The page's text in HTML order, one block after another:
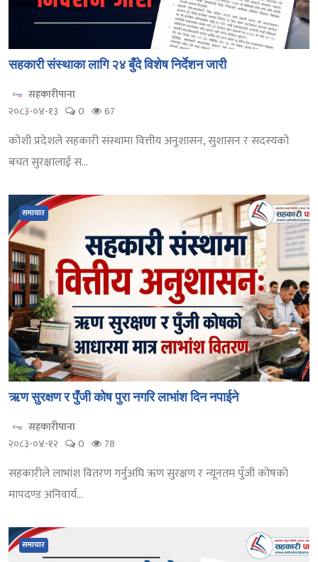
सहकारी संस्थाका लागि २४ बुँदे विशेष निर्देशन जारी
सहकारीपाना
२०८३-०४-१३
0 67
कोशी प्रदेशले सहकारी संस्थामा वित्तीय अनुशासन, सुशासन र सदस्यको
बचत सुरक्षालाई स...
समाचार
ऋण सुरक्षण र पुँजी कोष पुरा नगरि लाभांश दिन नपाईने
सहकारीपाना
२०८३-०४-१२
0 78
सहकारीले लाभांश वितरण गर्नुअघि ऋण सुरक्षण र न्यूनतम पुँजी कोषको
मापदण्ड अनिवार्य...
समाचार